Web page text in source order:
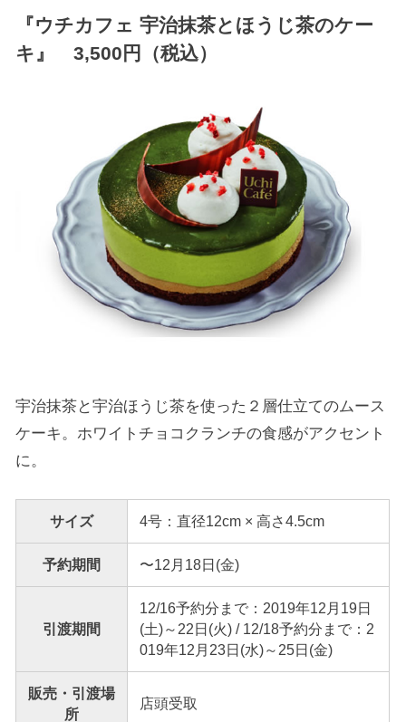
『ウチカフェ宇治抹茶とほうじ茶のケー
キ』 3,500円（税込）
宇治抹茶と宇治ほうじ茶を使った２層仕立てのムース
ケーキ。ホワイトチョコクランチの食感がアクセント
に。
サイズ 4号：直径12cm × 高さ4.5cm
予約期間 〜12月18日(金)
引渡期間
12/16予約分まで：2019年12月19日
(土)～22日(火) / 12/18予約分まで：2
019年12月23日(水)～25日(金)
販売・引渡場
所
店頭受取